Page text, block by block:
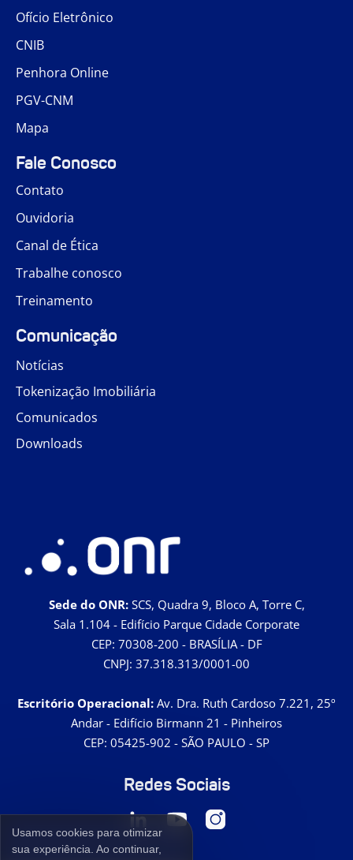
Usamos cookies para otimizar
sua experiência. Ao continuar,
Ofício Eletrônico
CNIB
Penhora Online
PGV-CNM
Mapa
Fale Conosco
Contato
Ouvidoria
Canal de Ética
Trabalhe conosco
Treinamento
Comunicação
Notícias
Tokenização Imobiliária
Comunicados
Downloads
Sede do ONR:SCS, Quadra 9, Bloco A, Torre C,
Sala 1.104 - Edifício Parque Cidade Corporate
CEP: 70308-200 - BRASÍLIA - DF
CNPJ: 37.318.313/0001-00
Escritório Operacional: Av. Dra. Ruth Cardoso 7.221, 25º
Andar - Edifício Birmann 21 - Pinheiros
CEP: 05425-902 - SÃO PAULO - SP
Redes Sociais